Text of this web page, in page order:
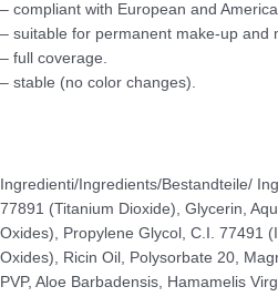
– compliant with European and
– suitable for permanent make-up and
– full coverage.
– stable (no color changes).
Ingredienti/Ingredients/Bestandteile/
77891 (Titanium Dioxide), Glycerin,
Oxides), Propylene Glycol, C.I. 77491
Oxides), Ricin Oil, Polysorbate 20,
PVP, Aloe Barbadensis, Hamamelis